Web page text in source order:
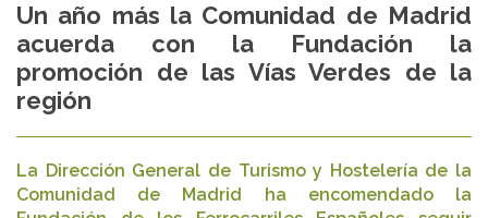
Un año más la Comunidad de Madrid
acuerda con la Fundación la
promoción de las Vías Verdes de la
región
La Dirección General de Turismo y Hostelería de la
Comunidad de Madrid ha encomendado la